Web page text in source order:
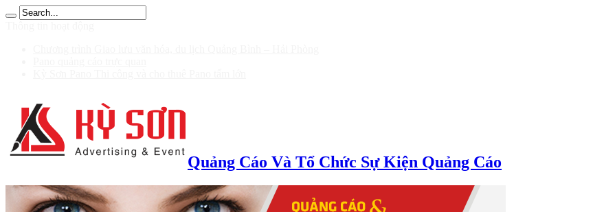
ก 100 รับ 200
Quảng Cáo Và Tổ Chức Sự Kiện Quảng Cáo